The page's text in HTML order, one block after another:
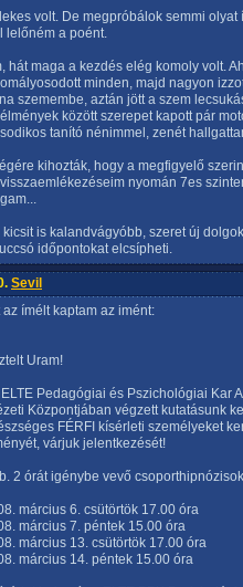
volt. De megpróbálok semmi
lelőném a poént.
hát maga a kezdés elég komoly volt.
minden, majd nagyon
szemembe, aztán jött a szem
között szerepet kapott pár
tanító nénimmel, zenét
kihozták, hogy a megfigyelő
nyomán 7es
kicsit is kalandvágyóbb, szeret új
időpontokat elcsípheti.
Sevil
az ímélt kaptam az imént:
Uram!
Pedagógiai és Pszichológiai Kar
Központjában végzett kutatásunk
FÉRFI kísérleti személyeket
várjuk jelentkezését!
2 órát igénybe vevő
március 6. csütörtök 17.00 óra
március 7. péntek 15.00 óra
március 13. csütörtök 17.00 óra
március 14. péntek 15.00 óra